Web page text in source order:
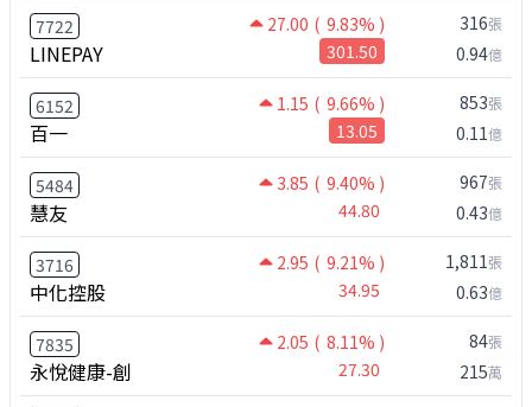
7722 27.00 ( 9.83% )
LINEPAY 301.50
316張
0.94億
6152 1.15 ( 9.66% )
百一 13.05
853張
0.11億
5484 3.85 ( 9.40% )
慧友 44.80
967張
0.43億
3716 2.95 ( 9.21% )
中化控股 34.95
1,811張
0.63億
7835 2.05 ( 8.11% )
永悅健康-創 27.30
84張
215萬